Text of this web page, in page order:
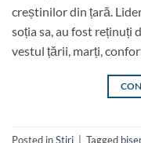
creștinilor din țară.
soția sa, au fost
vestul țării, marți,
Posted inStiri Tagged